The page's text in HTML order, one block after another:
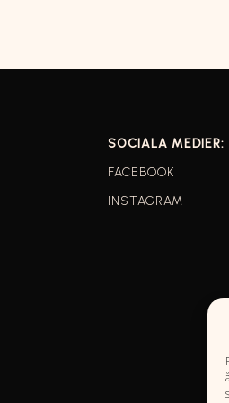
SOCIALA MEDIER:
FACEBOOK
INSTAGRAM